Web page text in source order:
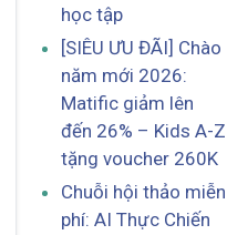
học tập
[SIÊU ƯU ĐÃI] Chào
năm mới 2026:
Matific giảm lên
đến 26% – Kids A-Z
tặng voucher 260K
Chuỗi hội thảo miễn
phí: AI Thực Chiến